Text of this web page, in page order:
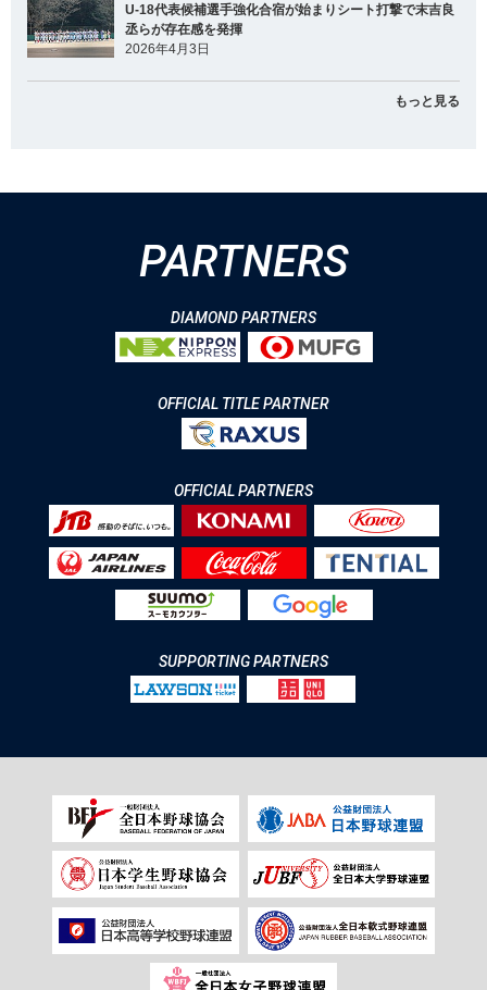
U-18代表候補選手強化合宿が始まりシート打撃で末吉良
丞らが存在感を発揮
2026年4月3日
もっと見る
PARTNERS
DIAMOND PARTNERS
OFFICIAL TITLE PARTNER
OFFICIAL PARTNERS
SUPPORTING PARTNERS